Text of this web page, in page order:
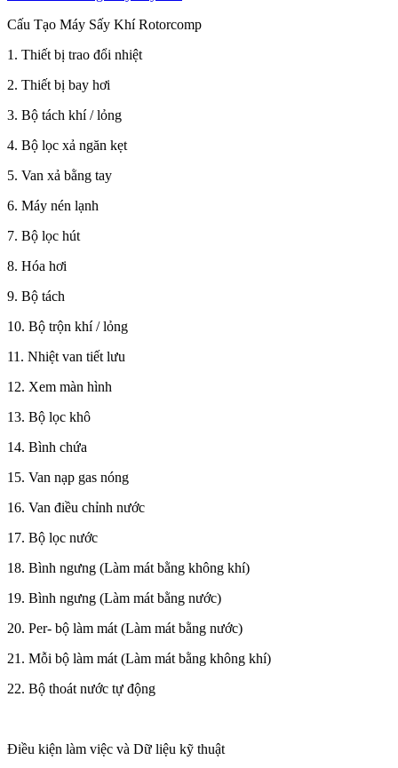
Cấu Tạo Máy Sấy Khí Rotorcomp
1. Thiết bị trao đổi nhiệt
2. Thiết bị bay hơi
3. Bộ tách khí / lỏng
4. Bộ lọc xả ngăn kẹt
5. Van xả bằng tay
6. Máy nén lạnh
7. Bộ lọc hút
8. Hóa hơi
9. Bộ tách
10. Bộ trộn khí / lỏng
11. Nhiệt van tiết lưu
12. Xem màn hình
13. Bộ lọc khô
14. Bình chứa
15. Van nạp gas nóng
16. Van điều chỉnh nước
17. Bộ lọc nước
18. Bình ngưng (Làm mát bằng không khí)
19. Bình ngưng (Làm mát bằng nước)
20. Per- bộ làm mát (Làm mát bằng nước)
21. Mỗi bộ làm mát (Làm mát bằng không khí)
22. Bộ thoát nước tự động
Điều kiện làm việc và Dữ liệu kỹ thuật